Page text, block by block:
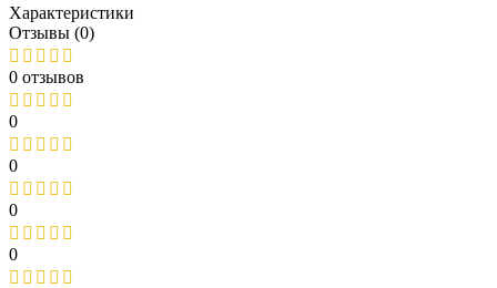
Характеристики
Отзывы (0)
0 отзывов
0
0
0
0